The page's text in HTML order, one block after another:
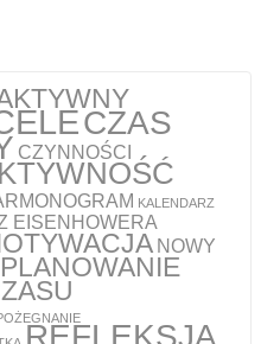
CZAS
CZYNNOŚCI
KALENDARZ
EISENHOWERA
NOWY
PLANOWANIE
REFLEKSJA